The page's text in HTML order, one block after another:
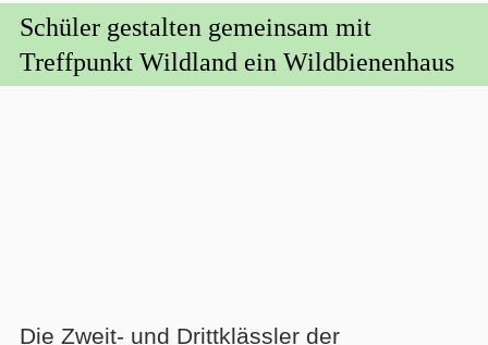
Schüler gestalten gemeinsam mit
Treffpunkt Wildland ein Wildbienenhaus
Die Zweit- und Drittklässler der